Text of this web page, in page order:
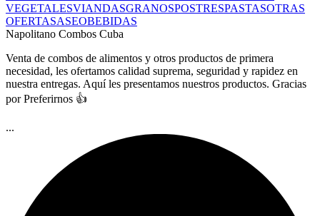
VEGETALESVIANDASGRANOSPOSTRESPASTASOTRAS
OFERTASASEOBEBIDAS
Napolitano Combos Cuba
Venta de combos de alimentos y otros productos de primera
necesidad, les ofertamos calidad suprema, seguridad y rapidez en
nuestra entregas. Aquí les presentamos nuestros productos. Gracias
por Preferirnos 👍
...